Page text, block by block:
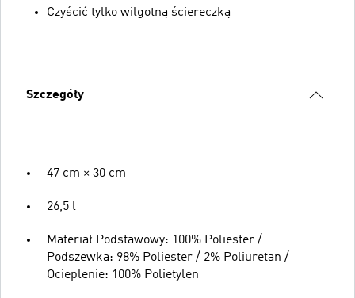
Czyścić tylko wilgotną ściereczką
Szczegóły
47 cm × 30 cm
26,5 l
Materiał Podstawowy: 100% Poliester /
Podszewka: 98% Poliester / 2% Poliuretan /
Ocieplenie: 100% Polietylen